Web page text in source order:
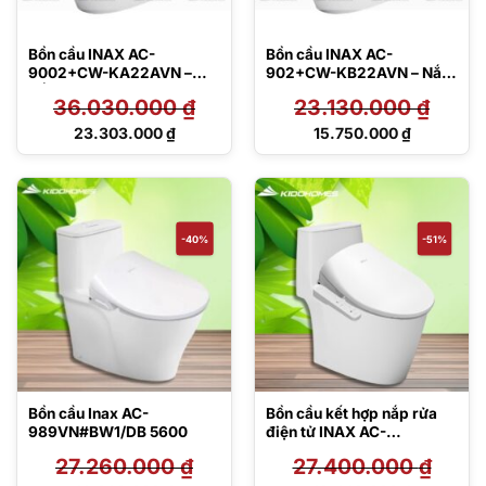
Bồn cầu INAX AC-
9002+CW-KA22AVN –
36.030.000₫
Giá
36.030.000 ₫.
23.303.000₫
Giá
tại
là:
23.303.000 ₫.
Bồn cầu INAX AC-
902+CW-KB22AVN – Nắp
23.130.000₫
Giá
23.130.000 ₫.
15.750.000₫
Giá
tại
là:
15.750.000 ₫.
-40%
Bồn cầu Inax AC-
989VN#BW1/DB 5600
27.260.000₫
-51%
Bồn cầu kết hợp nắp rửa
điện tử INAX AC-
27.400.000₫